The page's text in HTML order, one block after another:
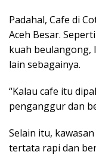
Padahal, Cafe di
Aceh Besar.
kuah beulangong,
lain sebagainya.
“Kalau cafe itu
penganggur dan
Selain itu,
tertata rapi dan